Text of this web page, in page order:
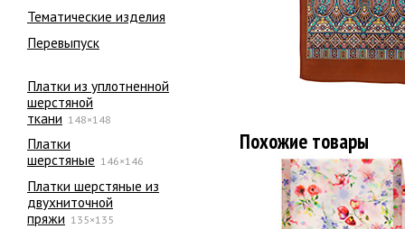
Тематические изделия
Перевыпуск
Платки из уплотненной
шерстяной
ткани 148×148
Платки
шерстяные 146×146
Платки шерстяные из
двухниточной
пряжи 135×135
Похожие товары